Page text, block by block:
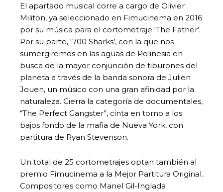
El apartado musical corre a cargo de Olivier
Militon, ya seleccionado en Fimucinema en 2016
por su música para el cortometraje ‘The Father’.
Por su parte, ‘700 Sharks’, con la que nos
sumergiremos en las aguas de Polinesia en
busca de la mayor conjunción de tiburones del
planeta a través de la banda sonora de Julien
Jouen, un músico con una gran afinidad por la
naturaleza. Cierra la categoría de documentales,
“The Perfect Gangster”, cinta en torno a los
bajos fondo de la mafia de Nueva York, con
partitura de Ryan Stevenson.
Un total de 25 cortometrajes optan también al
premio Fimucinema a la Mejor Partitura Original.
Compositores como Manel Gil-Inglada